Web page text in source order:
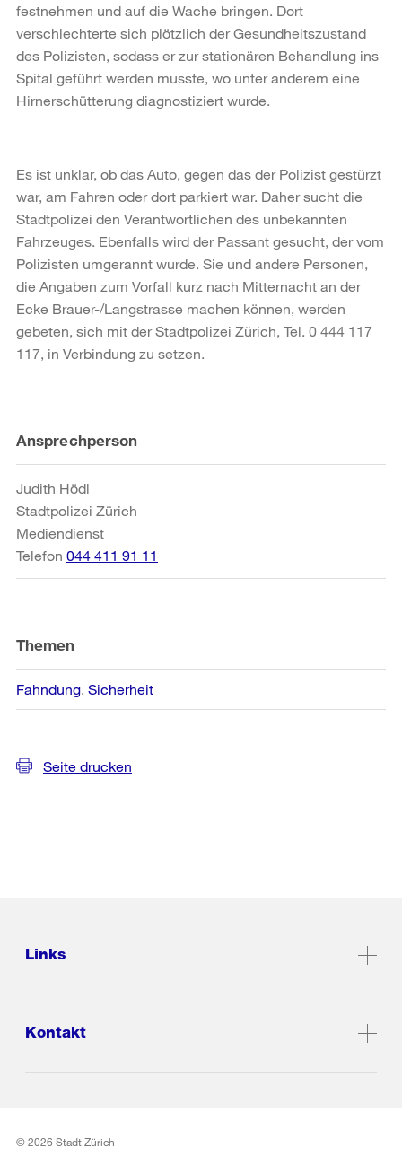
festnehmen und auf die Wache bringen. Dort
verschlechterte sich plötzlich der Gesundheitszustand
des Polizisten, sodass er zur stationären Behandlung ins
Spital geführt werden musste, wo unter anderem eine
Hirnerschütterung diagnostiziert wurde.
Es ist unklar, ob das Auto, gegen das der Polizist gestürzt
war, am Fahren oder dort parkiert war. Daher sucht die
Stadtpolizei den Verantwortlichen des unbekannten
Fahrzeuges. Ebenfalls wird der Passant gesucht, der vom
Polizisten umgerannt wurde. Sie und andere Personen,
die Angaben zum Vorfall kurz nach Mitternacht an der
Ecke Brauer-/Langstrasse machen können, werden
gebeten, sich mit der Stadtpolizei Zürich, Tel. 0 444 117
117, in Verbindung zu setzen.
Weitere
Informationen
Ansprechperson
Judith Hödl
Stadtpolizei Zürich
Mediendienst
Telefon 044 411 91 11
Themen
Fahndung Sicherheit
Seite drucken
Links
Kontakt
© 2026 Stadt Zürich